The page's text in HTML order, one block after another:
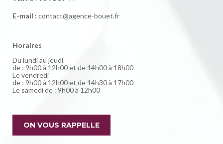
E-mail : contact@agence-bouet.fr
Horaires
Du lundi au jeudi
de : 9h00 à 12h00 et de 14h00 à 18h00
Le vendredi
de : 9h00 à 12h00 et de 14h30 à 17h00
Le samedi de : 9h00 à 12h00
ON VOUS RAPPELLE